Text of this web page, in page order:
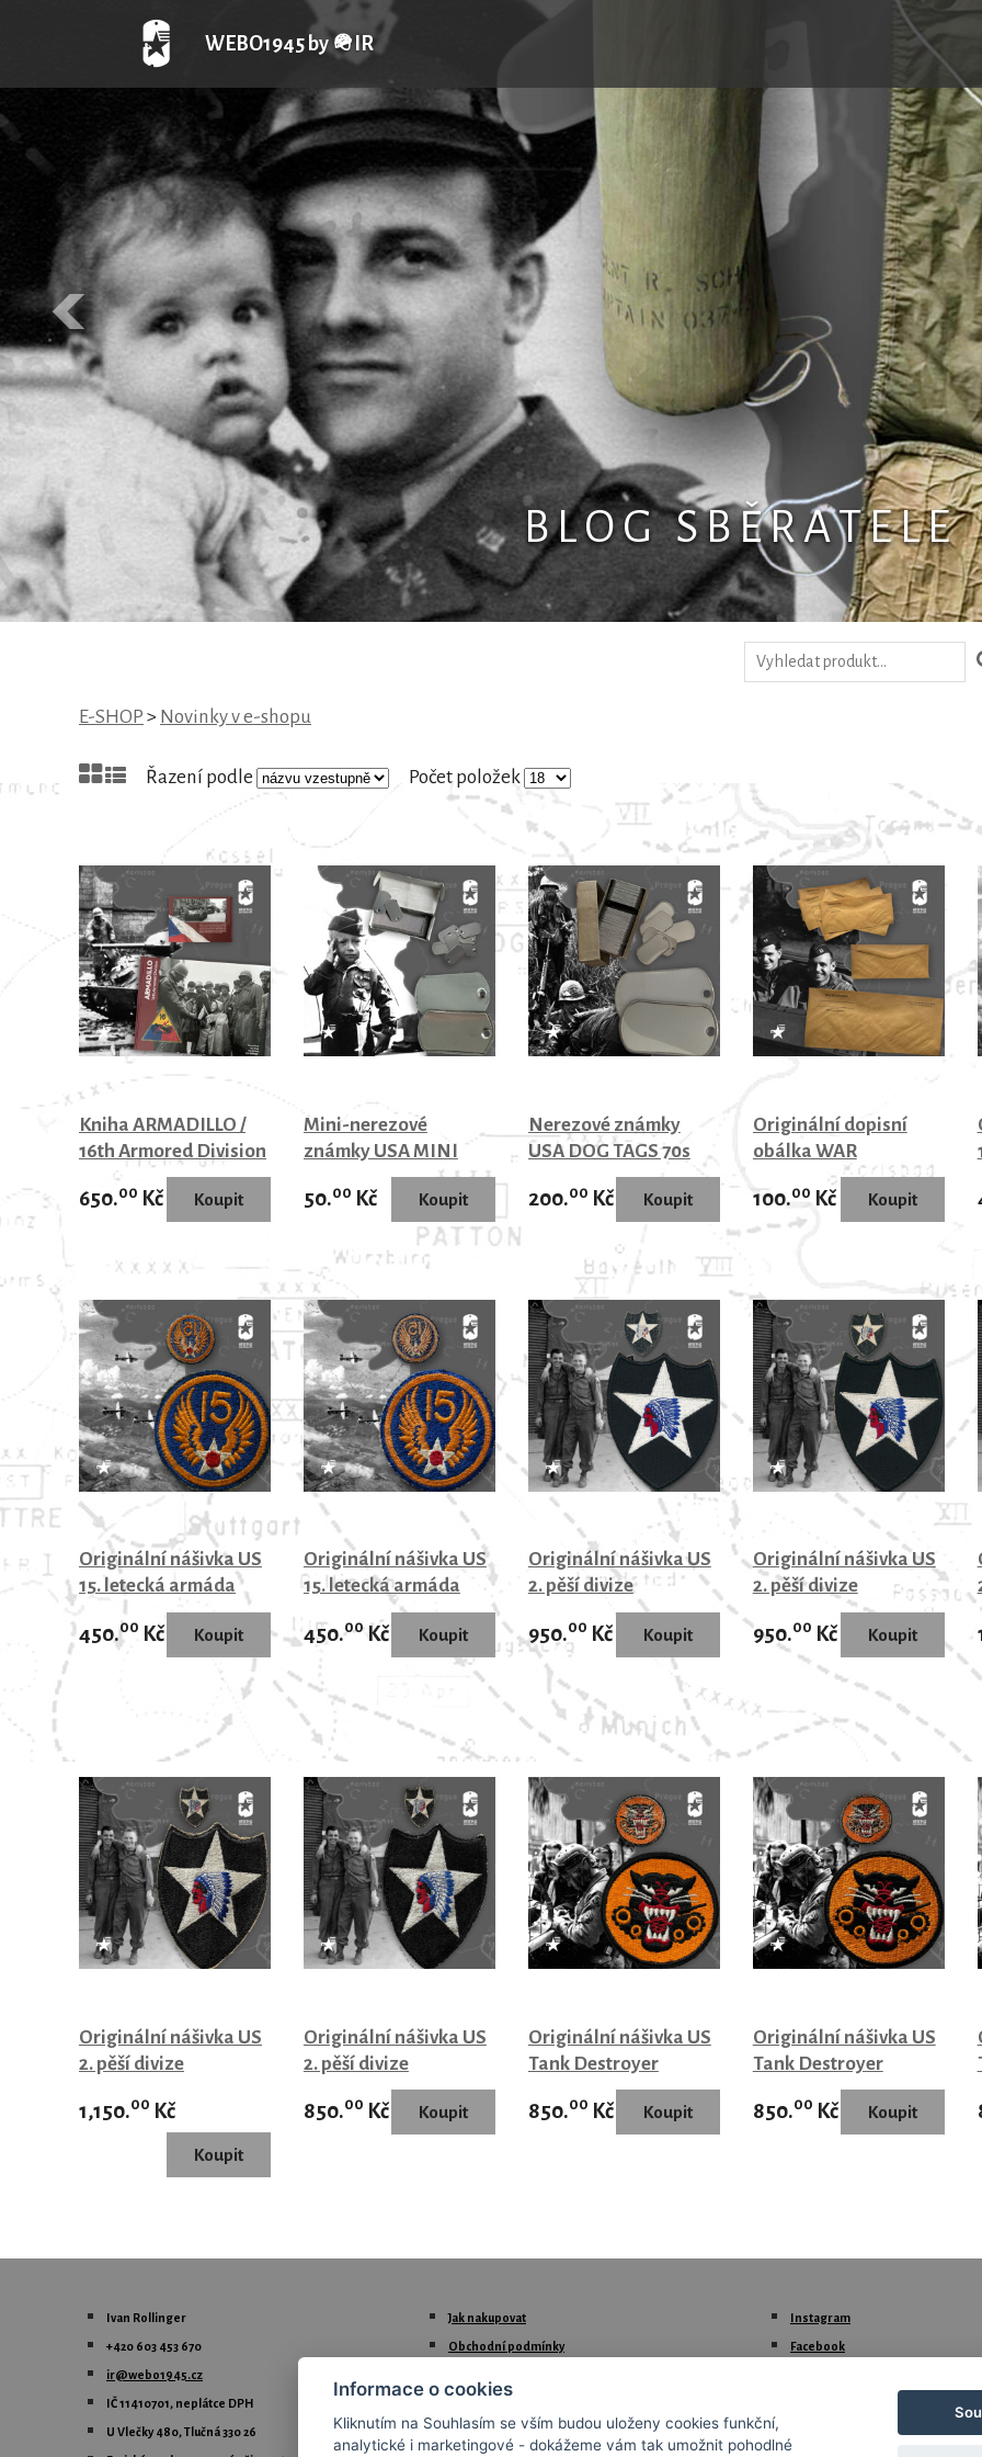
B L O G S B Ě R A T E L E
WEBO1945 by 🪖IR
E-SHOP > Novinky v e-shopu
Řazení podle Počet položek
Kniha ARMADILLO /
16th Armored Division
650.00 Kč
Mini-nerezové
známky USA MINI
DOG TAGS
50.00 Kč
Nerezové známky
USA DOG TAGS 70s
200.00 Kč
Originální dopisní
obálka WAR
DEPARTMENT WWII
100.00Kč
Originální nášivka US
15. letecká armáda
450.00 Kč
Originální nášivka US
15. letecká armáda
450.00Kč
Originální nášivka US
2. pěší divize
950.00 Kč
Originální nášivka US
2. pěší divize
950.00 Kč
Originální nášivka US
2. pěší divize
1,150.00 Kč
Originální nášivka US
2. pěší divize
850.00 Kč
Originální nášivka US
Tank Destroyer
850.00 Kč
Originální nášivka US
Tank Destroyer
850.00 Kč
Ivan Rollinger
+420 603 453 670
ir@webo1945.cz
IČ 11410701, neplátce DPH
U Vlečky 480, Tlučná 330 26
Jak nakupovat
Obchodní podmínky
Formulář pro Uplatnění reklamace zboží
Instagram
Facebook
Informace o cookies
Kliknutím na Souhlasím se vším budou uloženy cookies funkční,
analytické i marketingové - dokážeme vám tak umožnit pohodlné